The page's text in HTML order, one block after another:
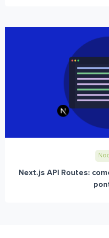
Next.js API Routes: